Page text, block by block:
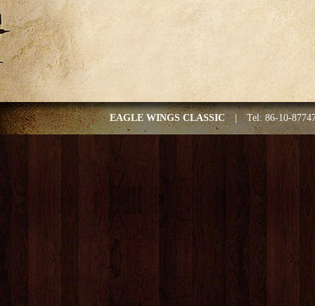
EAGLE WINGS CLASSIC| Tel: 86-10-